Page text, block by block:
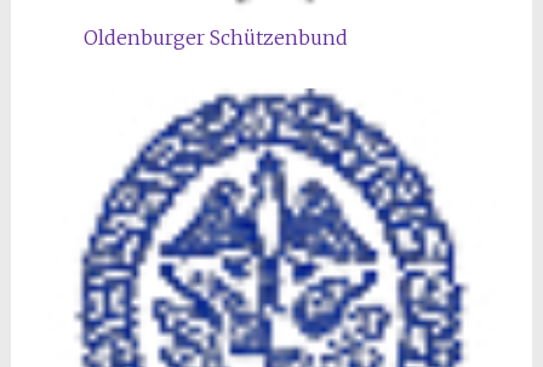
Oldenburger Schützenbund